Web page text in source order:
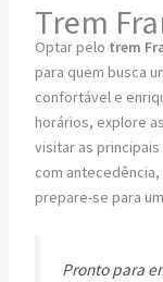
Trem
Optar pelo trem
para quem busca
confortável e
horários, explore
visitar as principais
com
prepare-se para
Pronto para